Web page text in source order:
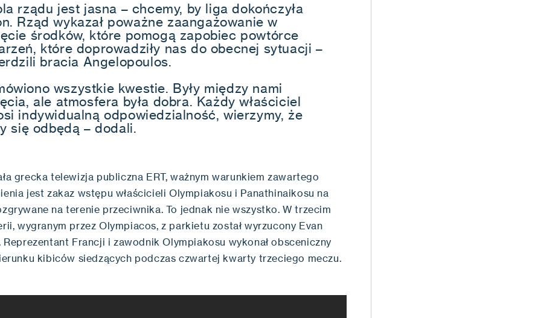
rządu jest jasna – chcemy, by liga dokończyła
Rząd wykazał poważne zaangażowanie w
środków, które pomogą zapobiec powtórce
które doprowadziły nas do obecnej sytuacji –
bracia Angelopoulos.
wszystkie kwestie. Były między nami
ale atmosfera była dobra. Każdy właściciel
indywidualną odpowiedzialność, wierzymy, że
się odbędą – dodali.
grecka telewizja publiczna ERT, ważnym warunkiem zawartego
jest zakaz wstępu właścicieli Olympiakosu i Panathinaikosu na
na terenie przeciwnika. To jednak nie wszystko. W trzecim
wygranym przez Olympiacos, z parkietu został wyrzucony Evan
Reprezentant Francji i zawodnik Olympiakosu wykonał obsceniczny
kibiców siedzących podczas czwartej kwarty trzeciego meczu.